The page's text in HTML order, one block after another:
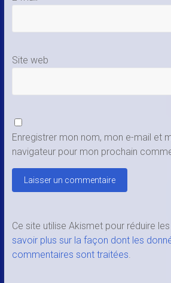
Site web
Enregistrer mon nom, mon e-mail et
navigateur pour mon prochain
Ce site utilise Akismet pour réduire
savoir plus sur la façon dont les
commentaires sont traitées.